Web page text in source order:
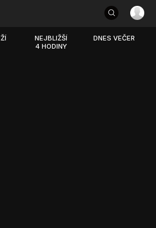
NEJBLIŽŠÍ
4 HODINY
DNES VEČER